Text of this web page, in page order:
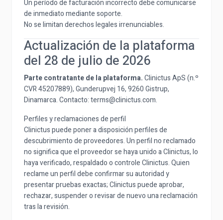
Un período de facturación incorrecto debe comunicarse
de inmediato mediante soporte.
No se limitan derechos legales irrenunciables.
Actualización de la plataforma
del 28 de julio de 2026
Parte contratante de la plataforma.Clinictus ApS (n.º
CVR 45207889), Gunderupvej 16, 9260 Gistrup,
Dinamarca. Contacto:terms@clinictus.com.
Perfiles y reclamaciones de perfil
Clinictus puede poner a disposición perfiles de
descubrimiento de proveedores. Un perfil no reclamado
no significa que el proveedor se haya unido a Clinictus, lo
haya verificado, respaldado o controle Clinictus. Quien
reclame un perfil debe confirmar su autoridad y
presentar pruebas exactas; Clinictus puede aprobar,
rechazar, suspender o revisar de nuevo una reclamación
tras la revisión.